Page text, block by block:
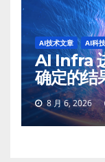
AI技术文章 AI科技
AI Infra
确定的结
8 月 6, 2026